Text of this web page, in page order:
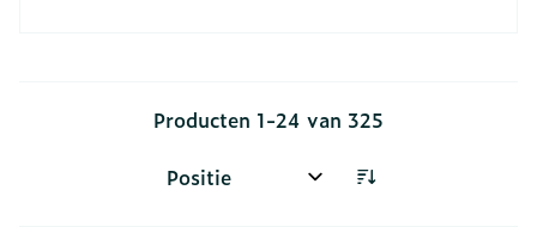
Producten 1-24 van 325
Sorteer op: